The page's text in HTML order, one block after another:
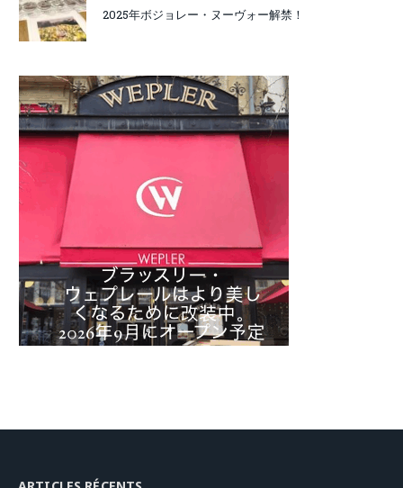
2025年ボジョレー・ヌーヴォー解禁！